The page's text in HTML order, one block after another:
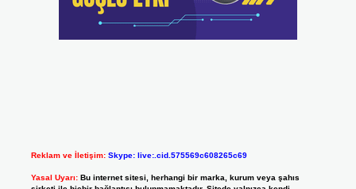
Reklam ve İletişim: Skype: live:.cid.575569c608265c69
Yasal Uyarı: Bu internet sitesi, herhangi bir marka, kurum veya şahıs